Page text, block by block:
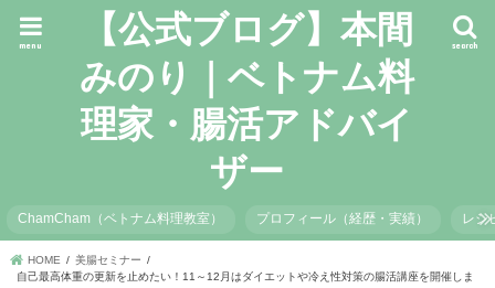
【公式ブログ】本間
みのり｜ベトナム料
理家・腸活アドバイ
ザー
search
menu
ChamCham（ベトナム料理教室） プロフィール（経歴・実績） レシ
HOME
美腸セミナー
自己最高体重の更新を止めたい！11～12月はダイエットや冷え性対策の腸活講座を開催しま